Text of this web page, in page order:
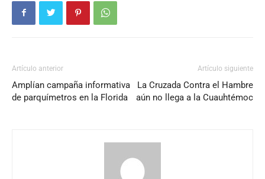
Artículo anterior
Amplían campaña informativa
de parquímetros en la Florida
Artículo siguiente
La Cruzada Contra el Hambre
aún no llega a la Cuauhtémoc